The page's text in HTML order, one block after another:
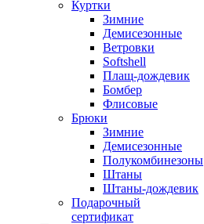
Куртки
Зимние
Демисезонные
Ветровки
Softshell
Плащ-дождевик
Бомбер
Флисовые
Брюки
Зимние
Демисезонные
Полукомбинезоны
Штаны
Штаны-дождевик
Подарочный
сертификат